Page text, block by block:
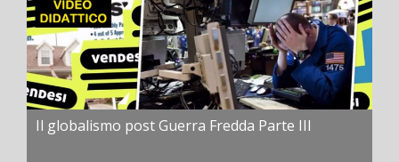
Il globalismo post Guerra Fredda Parte III